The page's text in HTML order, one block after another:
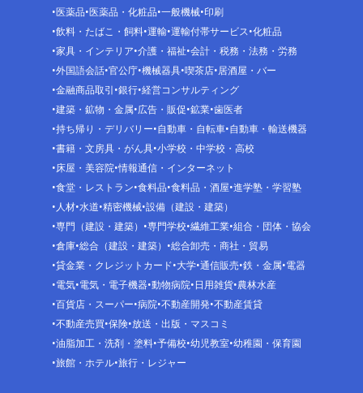
医薬品 医薬品・化粧品 一般機械 印刷
飲料・たばこ・飼料 運輸 運輸付帯サービス 化粧品
家具・インテリア 介護・福祉 会計・税務・法務・労務
外国語会話 官公庁 機械器具 喫茶店 居酒屋・バー
金融商品取引 銀行 経営コンサルティング
建築・鉱物・金属 広告・販促 鉱業 歯医者
持ち帰り・デリバリー 自動車・自転車 自動車・輸送機器
書籍・文房具・がん具 小学校・中学校・高校
床屋・美容院 情報通信・インターネット
食堂・レストラン 食料品 食料品・酒屋 進学塾・学習塾
人材 水道 精密機械 設備（建設・建築）
専門（建設・建築）
専門学校 繊維工業 組合・団体・協会
倉庫 総合（建設・建築）
総合卸売・商社・貿易
貸金業・クレジットカード 大学 通信販売 鉄・金属 電器
電気 電気・電子機器 動物病院 日用雑貨 農林水産
百貨店・スーパー 病院 不動産開発 不動産賃貸
不動産売買 保険 放送・出版・マスコミ
油脂加工・洗剤・塗料 予備校 幼児教室 幼稚園・保育園
旅館・ホテル 旅行・レジャー